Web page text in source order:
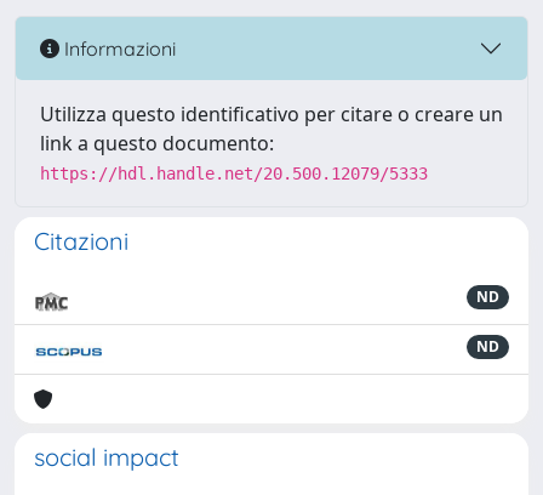
Informazioni
Utilizza questo identificativo per citare o creare un
link a questo documento:
https://hdl.handle.net/20.500.12079/5333
Citazioni
ND
ND
social impact